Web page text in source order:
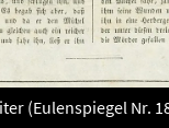
(Eulenspiegel Nr.